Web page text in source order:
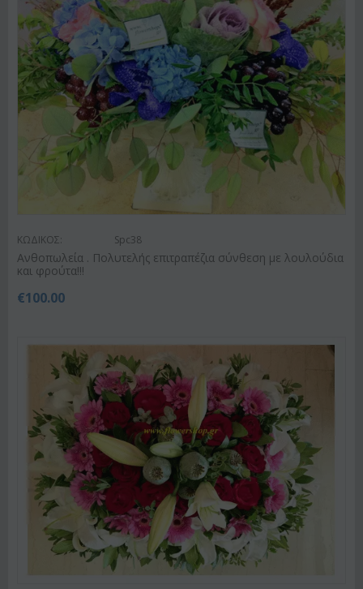
ΚΩΔΙΚΟΣ: Spc38
Ανθοπωλεία . Πολυτελής επιτραπέζια σύνθεση με λουλούδια
και φρούτα!!!
€100.00